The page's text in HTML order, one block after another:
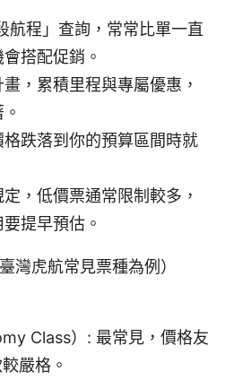
航程」查詢，常常比單一直
搭配促銷。
，累積里程與專屬優惠，
跌落到你的預算區間時就
，低價票通常限制較多，
提早預估。
灣虎航常見票種為例）
Class）: 最常見，價格友
嚴格。